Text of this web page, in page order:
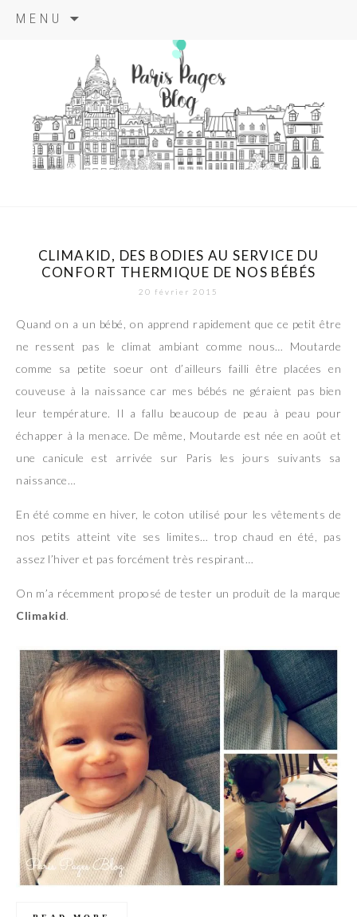
MENU
principal
paris pages
blog
CLIMAKID, DES BODIES AU SERVICE DU
CONFORT THERMIQUE DE NOS BÉBÉS
20 février 2015
Quand on a un bébé, on apprend rapidement que ce petit être
ne ressent pas le climat ambiant comme nous… Moutarde
comme sa petite soeur ont d’ailleurs failli être placées en
couveuse à la naissance car mes bébés ne géraient pas bien
leur température. Il a fallu beaucoup de peau à peau pour
échapper à la menace. De même, Moutarde est née en août et
une canicule est arrivée sur Paris les jours suivants sa
naissance…
En été comme en hiver, le coton utilisé pour les vêtements de
nos petits atteint vite ses limites… trop chaud en été, pas
assez l’hiver et pas forcément très respirant…
On m’a récemment proposé de tester un produit de la marque
Climakid.